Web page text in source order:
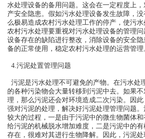
水处理设备的备用问题。这会在一定程度上
产安全隐患。假如污水处理设备发生故障，
么极易造成农村污水处理工作的停产，使污水
农村污水处理要重视对污水处理设备的管理
设备存在的缺陷进行整改，消除设备的安全
备的正常使用，稳定农村污水处理的运营管理
4.污泥处置管理问题
污泥是污水处理不可避免的产物。在污水处
的各种污染物会大量转移到污泥中去。如果
理，那么污泥还会对环境造成二次污染。因
强对污泥的处理，解决好污泥处理管理问题
较大的过程，一是由于污泥中的微生物菌体和
给污泥的机械脱水增加难度，二是污泥中的
存在，很难对其进行生物降解。因此，污泥